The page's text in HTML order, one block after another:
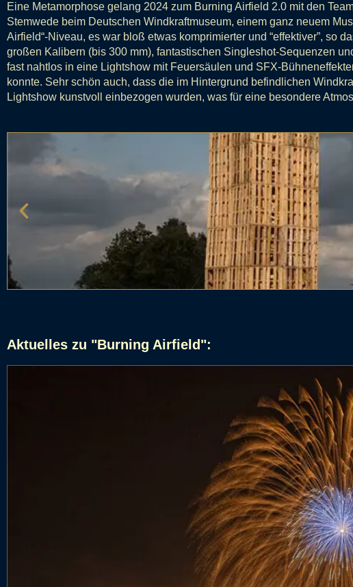
Eine Metamorphose gelang 2024 zum Burning Airfield 2.0 mit den
Stemwede beim Deutschen Windkraftmuseum, einem ganz neuem
Airfield“-Niveau, es war bloß etwas komprimierter und “effektiver”, so
großen Kalibern (bis 300 mm), fantastischen Singleshot-Sequenzen
fast nahtlos in eine Lightshow mit Feuersäulen und SFX-
konnte. Sehr schön auch, dass die im Hintergrund befindlichen
Lightshow kunstvoll einbezogen wurden, was für eine besondere
Aktuelles zu "Burning Airfield":